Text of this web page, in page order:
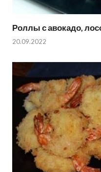
Роллы с авокадо,
20.09.2022